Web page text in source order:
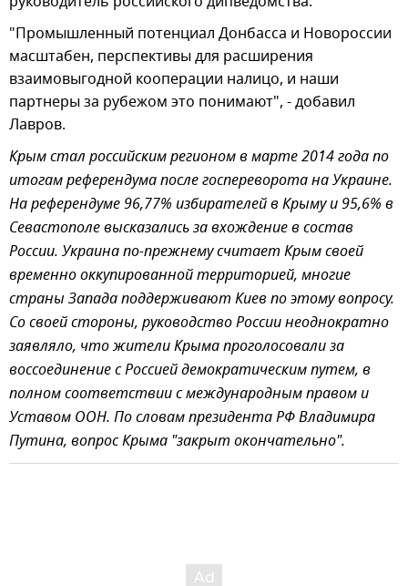
"Промышленный потенциал Донбасса и Новороссии
масштабен, перспективы для расширения
взаимовыгодной кооперации налицо, и наши
партнеры за рубежом это понимают", - добавил
Лавров.
Крым стал российским регионом в марте 2014 года по
итогам референдума после госпереворота на Украине.
На референдуме 96,77% избирателей в Крыму и 95,6% в
Севастополе высказались за вхождение в состав
России. Украина по-прежнему считает Крым своей
временно оккупированной территорией, многие
страны Запада поддерживают Киев по этому вопросу.
Со своей стороны, руководство России неоднократно
заявляло, что жители Крыма проголосовали за
воссоединение с Россией демократическим путем, в
полном соответствии с международным правом и
Уставом ООН. По словам президента РФ Владимира
Путина, вопрос Крыма "закрыт окончательно".